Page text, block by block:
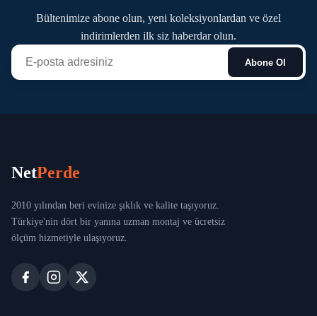
Bültenimize abone olun, yeni koleksiyonlardan ve özel
indirimlerden ilk siz haberdar olun.
Abone Ol
NetPerde
2010 yılından beri evinize şıklık ve kalite taşıyoruz.
Türkiye'nin dört bir yanına uzman montaj ve ücretsiz
ölçüm hizmetiyle ulaşıyoruz.